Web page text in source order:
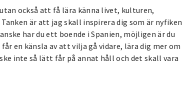
också att få lära känna livet, kulturen,
är att jag skall inspirera dig som är nyfiken
har du ett boende i Spanien, möjligen är du
en känsla av att vilja gå vidare, lära dig mer om
inte så lätt får på annat håll och det skall vara